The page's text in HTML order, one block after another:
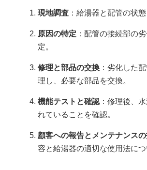
現地調査 ：給湯器と配管の状態
原因の特定 ：配管の接続部の
定。
修理と部品の交換 ：劣化した
理し、必要な部品を交換。
機能テストと確認 ：修理後、
れていることを確認。
顧客への報告とメンテナンス
容と給湯器の適切な使用法につ